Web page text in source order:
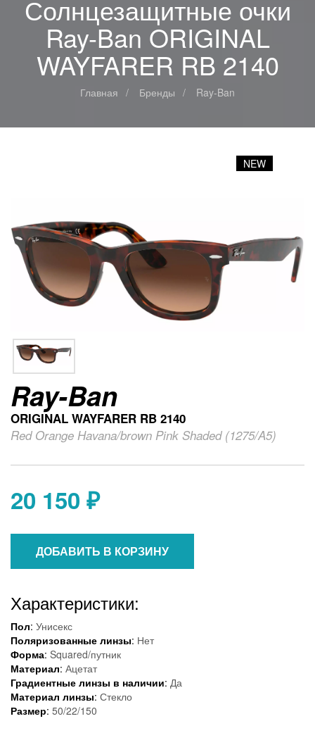
Солнцезащитные очки
Ray-Ban ORIGINAL
WAYFARER RB 2140
Главная Бренды Ray-Ban
NEW
Ray-Ban
ORIGINAL WAYFARER RB 2140
Red Orange Havana/brown Pink Shaded (1275/A5)
20 150 ₽
ДОБАВИТЬ В КОРЗИНУ
Характеристики:
Пол: Унисекс
Поляризованные линзы: Нет
Форма: Squared/путник
Материал: Ацетат
Градиентные линзы в наличии: Да
Материал линзы: Стекло
Размер: 50/22/150